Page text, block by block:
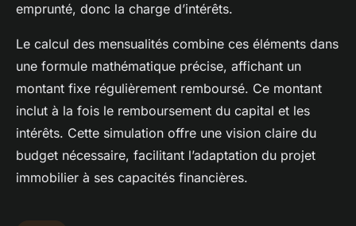
emprunté, donc la charge d’intérêts.
Le calcul des mensualités combine ces éléments dans
une formule mathématique précise, affichant un
montant fixe régulièrement remboursé. Ce montant
inclut à la fois le remboursement du capital et les
intérêts. Cette simulation offre une vision claire du
budget nécessaire, facilitant l’adaptation du projet
immobilier à ses capacités financières.